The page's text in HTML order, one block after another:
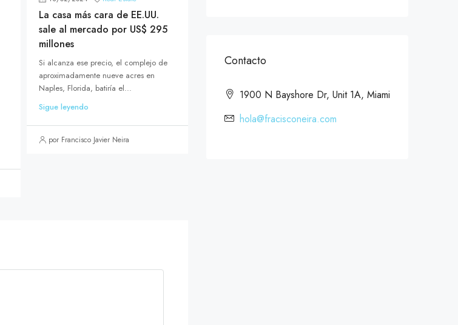
La casa más cara de EE.UU.
sale al mercado por US$ 295
millones
Si alcanza ese precio, el complejo de
aproximadamente nueve acres en
Naples, Florida, batiría el...
Sigue leyendo
por Francisco Javier Neira
Contacto
1900 N Bayshore Dr, Unit 1A, Miami
hola@fracisconeira.com